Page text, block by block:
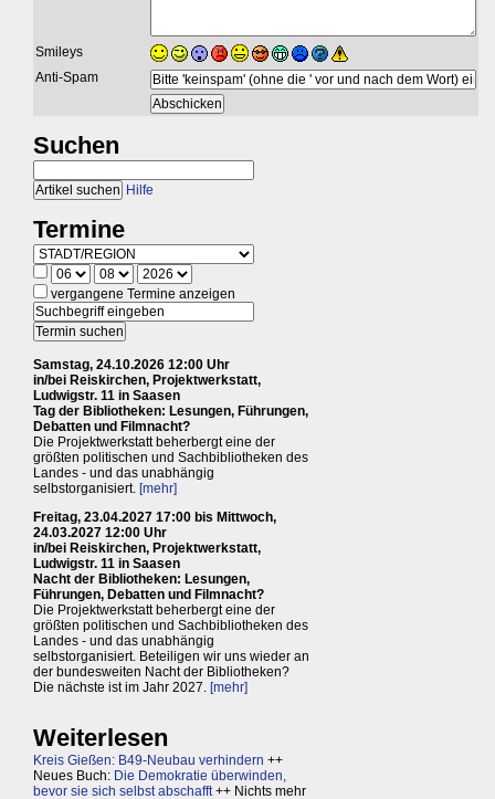
Smileys
Anti-Spam
Suchen
Hilfe
Termine
vergangene Termine anzeigen
Samstag, 24.10.2026 12:00 Uhr
in/bei Reiskirchen, Projektwerkstatt,
Ludwigstr. 11 in Saasen
Tag der Bibliotheken: Lesungen, Führungen,
Debatten und Filmnacht?
Die Projektwerkstatt beherbergt eine der
größten politischen und Sachbibliotheken des
Landes - und das unabhängig
selbstorganisiert. [mehr]
Freitag, 23.04.2027 17:00 bis Mittwoch,
24.03.2027 12:00 Uhr
in/bei Reiskirchen, Projektwerkstatt,
Ludwigstr. 11 in Saasen
Nacht der Bibliotheken: Lesungen,
Führungen, Debatten und Filmnacht?
Die Projektwerkstatt beherbergt eine der
größten politischen und Sachbibliotheken des
Landes - und das unabhängig
selbstorganisiert. Beteiligen wir uns wieder an
der bundesweiten Nacht der Bibliotheken?
Die nächste ist im Jahr 2027. [mehr]
Weiterlesen
Kreis Gießen: B49-Neubau verhindern ++
Neues Buch: Die Demokratie überwinden,
bevor sie sich selbst abschafft++ Nichts mehr